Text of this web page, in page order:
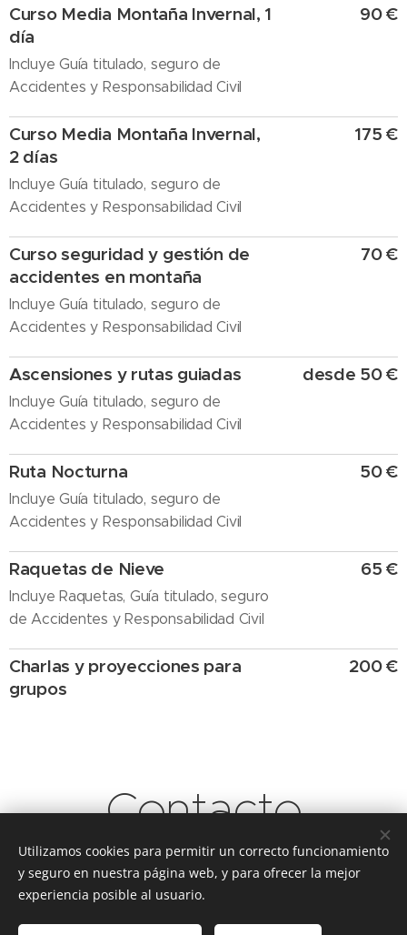
Curso Media Montaña Invernal, 1
día
Incluye Guía titulado, seguro de
Accidentes y Responsabilidad Civil
90 €
Curso Media Montaña Invernal,
2 días
Incluye Guía titulado, seguro de
Accidentes y Responsabilidad Civil
175 €
Curso seguridad y gestión de
accidentes en montaña
Incluye Guía titulado, seguro de
Accidentes y Responsabilidad Civil
70 €
Ascensiones y rutas guiadas
Incluye Guía titulado, seguro de
Accidentes y Responsabilidad Civil
desde 50 €
Ruta Nocturna
Incluye Guía titulado, seguro de
Accidentes y Responsabilidad Civil
50 €
Raquetas de Nieve
Incluye Raquetas, Guía titulado, seguro
de Accidentes y Responsabilidad Civil
65 €
Charlas y proyecciones para
grupos
200 €
Contacto
¿Tienes dudas? No lo dudes, ¡contáctanos
sin compromiso!
Utilizamos cookies para permitir un correcto funcionamiento
y seguro en nuestra página web, y para ofrecer la mejor
experiencia posible al usuario.